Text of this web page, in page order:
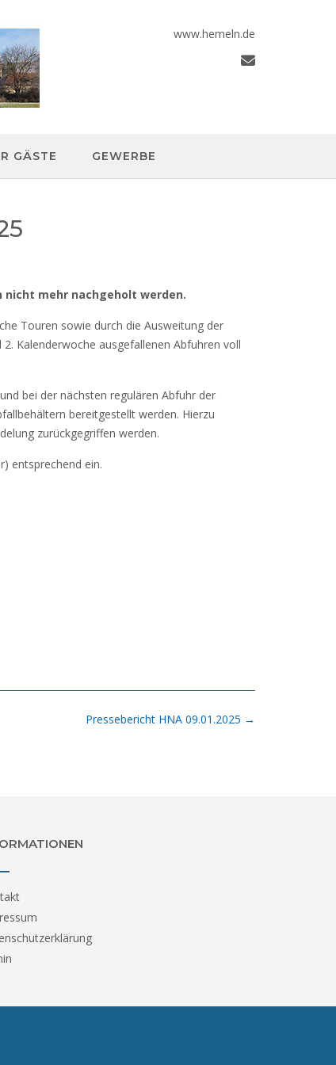
www.hemeln.de
GÄSTE GEWERBE
nicht mehr nachgeholt werden.
Touren sowie durch die Ausweitung der
Kalenderwoche ausgefallenen Abfuhren voll
bei der nächsten regulären Abfuhr der
bereitgestellt werden. Hierzu
zurückgegriffen werden.
entsprechend ein.
Pressebericht HNA 09.01.2025 →